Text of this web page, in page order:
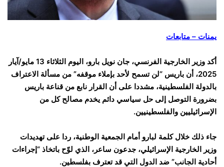
يمنات – متابعات
أكد وزير الخارجية الفرنسي، جان نويل بارو، اليوم الثلاثاء 13 مايو/آيار
2025، أن باريس “لن تسمح لأحد بإملاء موقفه” من مسألة الاعتراف
بالدولة الفلسطينية، مشددا على أن القرار نابع من قناعة باريس
بضرورة التوصل إلى حل سياسي دائم يخدم مصالح كل من
الإسرائيليين والفلسطينيين.
جاء ذلك خلال كلمة لبارو أمام الجمعية الوطنية، ردا على تهديدات
وزير الخارجية الإسرائيلي، جدعون ساعر، الذي لوّح باتخاذ “إجراءات
أحادية الجانب” ضد الدول التي قد تعترف بفلسطين.